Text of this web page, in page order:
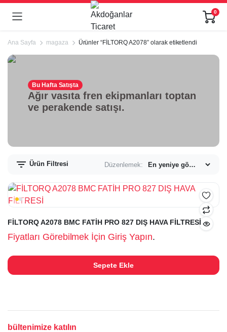
0
Ana Sayfa magaza Ürünler “FİLTORQ A2078” olarak etiketlendi
Bu Hafta Satışta
Ağır vasıta fren ekipmanları toptan
ve perakende satışı.
Ürün Filtresi Düzenlemek:
FİLTORQ A2078 BMC FATİH PRO 827 DIŞ HAVA FİLTRESİ
Fiyatları Görebilmek İçin Giriş Yapın.
Sepete Ekle
bültenimize katılın